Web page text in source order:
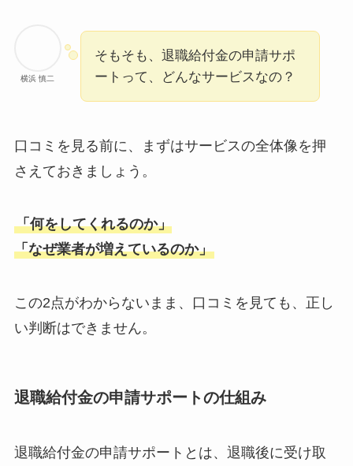
横浜 慎二
そもそも、退職給付金の申請サポ
ートって、どんなサービスなの？
口コミを見る前に、まずはサービスの全体像を押
さえておきましょう。
「何をしてくれるのか」
「なぜ業者が増えているのか」
この2点がわからないまま、口コミを見ても、正し
い判断はできません。
退職給付金の申請サポートの仕組み
退職給付金の申請サポートとは、退職後に受け取